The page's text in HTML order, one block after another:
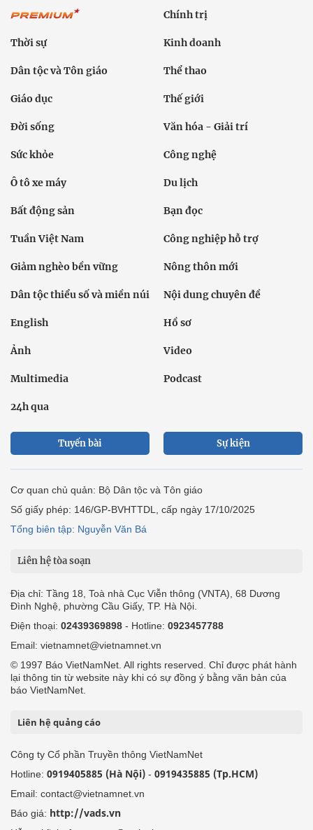
Chính trị
Thời sự Kinh doanh
Dân tộc và Tôn giáo Thể thao
Giáo dục Thế giới
Đời sống Văn hóa - Giải trí
Sức khỏe Công nghệ
Ô tô xe máy Du lịch
Bất động sản Bạn đọc
Tuần Việt Nam Công nghiệp hỗ trợ
Giảm nghèo bền vững Nông thôn mới
Dân tộc thiểu số và miền núi Nội dung chuyên đề
English Hồ sơ
Ảnh Video
Multimedia Podcast
24h qua
Tuyến bài Sự kiện
Cơ quan chủ quản: Bộ Dân tộc và Tôn giáo
Số giấy phép: 146/GP-BVHTTDL, cấp ngày 17/10/2025
Tổng biên tập: Nguyễn Văn Bá
Liên hệ tòa soạn
Địa chỉ: Tầng 18, Toà nhà Cục Viễn thông (VNTA), 68 Dương
Đình Nghệ, phường Cầu Giấy, TP. Hà Nội.
Điện thoại: 02439369898 - Hotline: 0923457788
Email: vietnamnet@vietnamnet.vn
© 1997 Báo VietNamNet. All rights reserved. Chỉ được phát hành
lại thông tin từ website này khi có sự đồng ý bằng văn bản của
báo VietNamNet.
Liên hệ quảng cáo
Công ty Cổ phần Truyền thông VietNamNet
Hotline: 0919405885 (Hà Nội) - 0919435885 (Tp.HCM)
Email: contact@vietnamnet.vn
Báo giá: http://vads.vn